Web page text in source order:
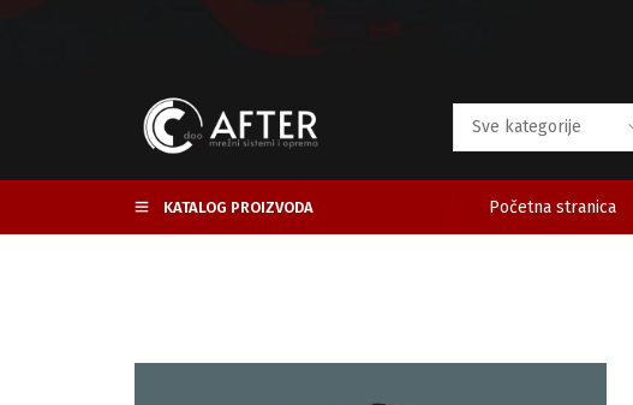
KATALOG PROIZVODA Početna stranica